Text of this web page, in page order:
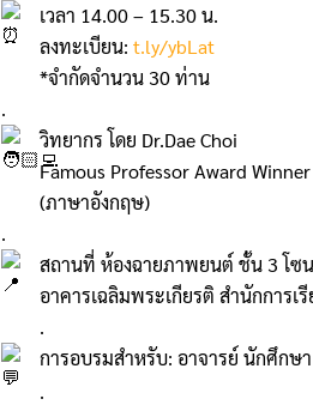
เวลา 14.00 – 15.30 น.
ลงทะเบียน: t.ly/ybLat
*จำกัดจำนวน 30 ท่าน
.
วิทยากร โดย Dr.Dae Choi
Famous Professor Award Winner
(ภาษาอังกฤษ)
.
สถานที่ ห้องฉายภาพยนต์ ชั้น 3 โซ
อาคารเฉลิมพระเกียรติ สำนักการ
.
การอบรมสำหรับ: อาจารย์ นักศึกษ
.